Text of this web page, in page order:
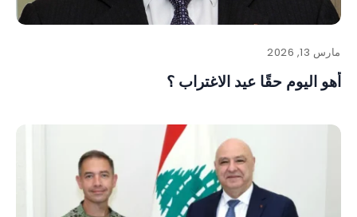
مارس 13, 2026
أهو اليوم حقًا عيد الاغتراب ؟